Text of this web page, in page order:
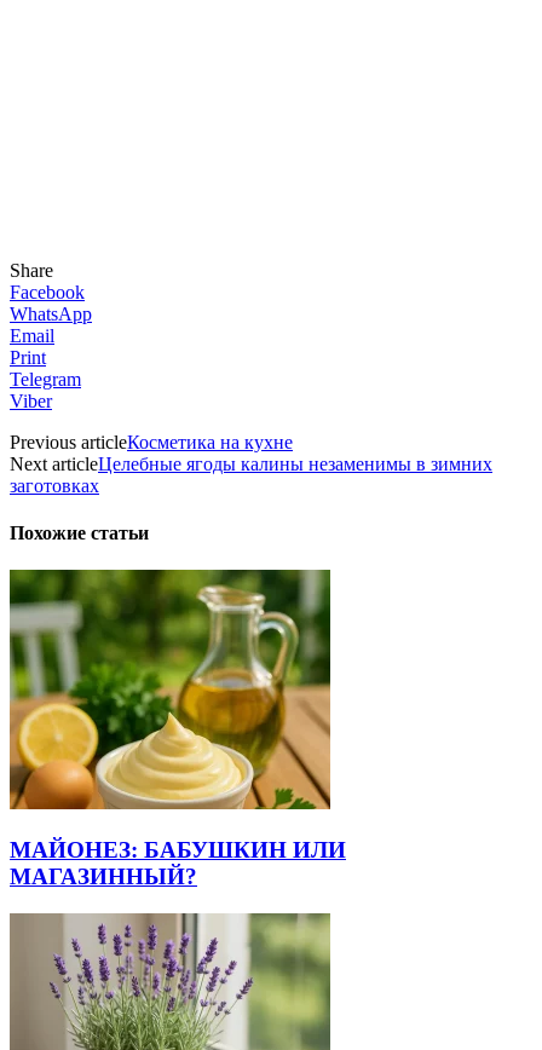
Share
Facebook
WhatsApp
Email
Print
Telegram
Viber
Previous articleКосметика на кухне
Next articleЦелебные ягоды калины незаменимы в зимних
заготовках
Похожие статьи
МАЙОНЕЗ: БАБУШКИН ИЛИ
МАГАЗИННЫЙ?